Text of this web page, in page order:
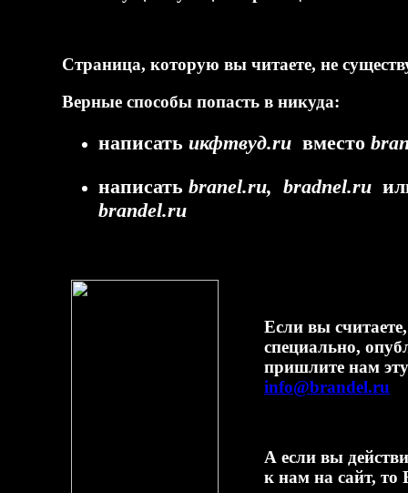
Страница, которую вы читаете, не
Верные способы попасть в никуда:
написать икфтвуд.ru вместо
написать branel.ru, bradnel.ru
brandel.ru
Если вы
специально,
пришлите нам
info@brandel.ru
А если вы
к нам на сайт,